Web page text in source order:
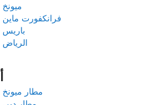
ميونخ
فرانكفورت ماين
باريس
الرياض
مطار ميونخ